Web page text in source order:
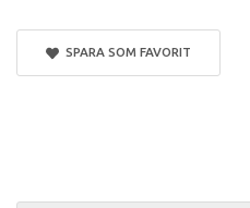
SPARA SOM FAVORIT